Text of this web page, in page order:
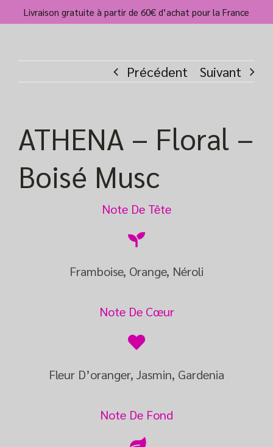
Passer
au
Livraison gratuite à partir de 60€ d’achat pour la France
Précédent Suivant
ATHENA – Floral –
Boisé Musc
Note De Tête
Framboise, Orange, Néroli
Note De Cœur
Fleur D’oranger, Jasmin, Gardenia
Note De Fond